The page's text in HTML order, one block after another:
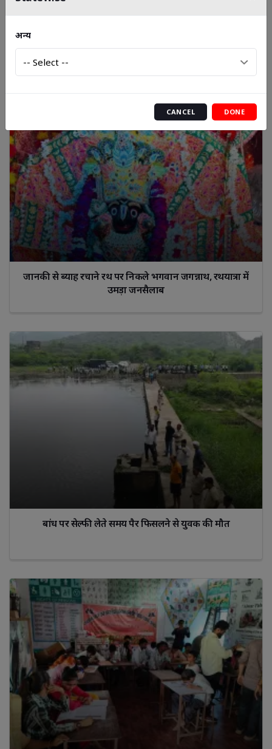
जानकी से ब्याह रचाने रथ पर निकले भगवान जगन्नाथ, रथयात्रा में
उमड़ा जनसैलाब
बांध पर सेल्फी लेते समय पैर फिसलने से युवक की मौत
अन्य
CANCEL DONE